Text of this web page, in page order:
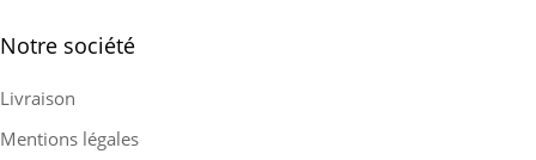
Notre société
Livraison
Mentions légales